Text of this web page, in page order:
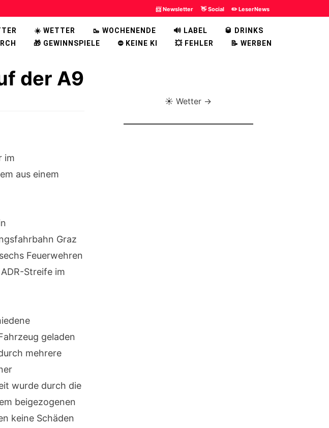
📨 Newsletter 👋 Social ✏️ LeserNews
☀️ WETTER 🥾 WOCHENENDE 🔊 LABEL
🥃 DRINKS
🎁 GEWINNSPIELE ⛔ KEINE KI 💥 FEHLER 📝 WERBEN
der A9
im
aus einem
Graz
Feuerwehren
Streife im
geladen
mehrere
wurde durch die
beigezogenen
keine Schäden
☀️ Wetter →